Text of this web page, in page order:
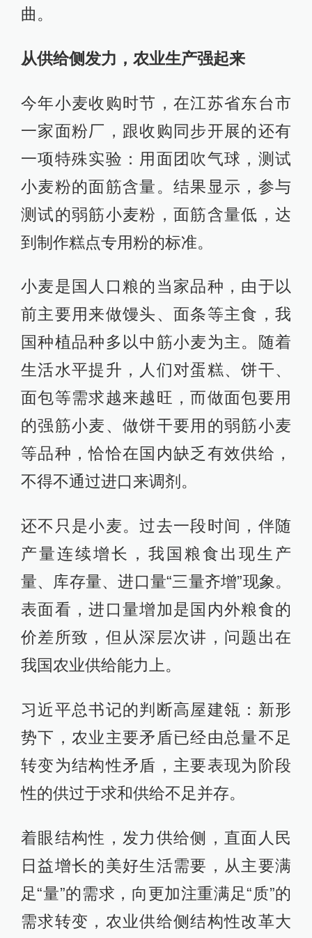
曲。
从供给侧发力，农业生产强起来
今年小麦收购时节，在江苏省东台市
一家面粉厂，跟收购同步开展的还有
一项特殊实验：用面团吹气球，测试
小麦粉的面筋含量。结果显示，参与
测试的弱筋小麦粉，面筋含量低，达
到制作糕点专用粉的标准。
小麦是国人口粮的当家品种，由于以
前主要用来做馒头、面条等主食，我
国种植品种多以中筋小麦为主。随着
生活水平提升，人们对蛋糕、饼干、
面包等需求越来越旺，而做面包要用
的强筋小麦、做饼干要用的弱筋小麦
等品种，恰恰在国内缺乏有效供给，
不得不通过进口来调剂。
还不只是小麦。过去一段时间，伴随
产量连续增长，我国粮食出现生产
量、库存量、进口量“三量齐增”现象。
表面看，进口量增加是国内外粮食的
价差所致，但从深层次讲，问题出在
我国农业供给能力上。
习近平总书记的判断高屋建瓴：新形
势下，农业主要矛盾已经由总量不足
转变为结构性矛盾，主要表现为阶段
性的供过于求和供给不足并存。
着眼结构性，发力供给侧，直面人民
日益增长的美好生活需要，从主要满
足“量”的需求，向更加注重满足“质”的
需求转变，农业供给侧结构性改革大